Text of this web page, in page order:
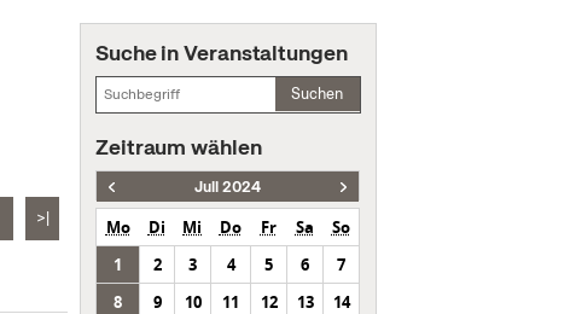
>|
Suche in Veranstaltungen
Suchen
Zeitraum wählen
Juli 2024
Mo Di Mi Do Fr Sa
So
1
2 3 4 5 6
7
8
9 10 11 12 13
14